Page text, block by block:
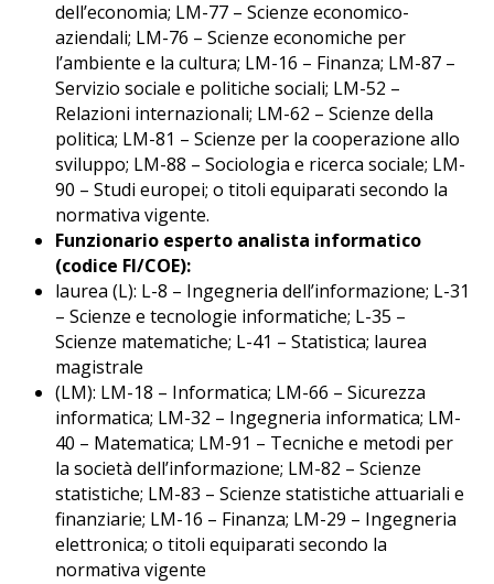
dell’economia; LM-77 – Scienze economico-
aziendali; LM-76 – Scienze economiche per
l’ambiente e la cultura; LM-16 – Finanza; LM-87 –
Servizio sociale e politiche sociali; LM-52 –
Relazioni internazionali; LM-62 – Scienze della
politica; LM-81 – Scienze per la cooperazione allo
sviluppo; LM-88 – Sociologia e ricerca sociale; LM-
90 – Studi europei; o titoli equiparati secondo la
normativa vigente.
Funzionario esperto analista informatico
(codice FI/COE):
laurea (L): L-8 – Ingegneria dell’informazione; L-31
– Scienze e tecnologie informatiche; L-35 –
Scienze matematiche; L-41 – Statistica; laurea
magistrale
(LM): LM-18 – Informatica; LM-66 – Sicurezza
informatica; LM-32 – Ingegneria informatica; LM-
40 – Matematica; LM-91 – Tecniche e metodi per
la società dell’informazione; LM-82 – Scienze
statistiche; LM-83 – Scienze statistiche attuariali e
finanziarie; LM-16 – Finanza; LM-29 – Ingegneria
elettronica; o titoli equiparati secondo la
normativa vigente